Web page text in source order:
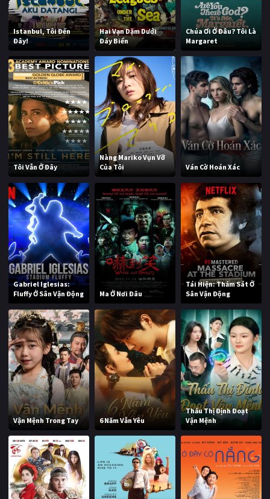
Istanbul, Tôi Đến
Đây!
Hai Vạn Dặm Dưới
Đáy Biển
Chúa Ơi Ở Đâu? Tôi Là
Margaret
Tôi Vẫn Ở Đây
Nàng Mariko Vụn Vỡ
Của Tôi
Ván Cờ Hoán Xác
Gabriel Iglesias:
Fluffy Ở Sân Vận Động
Ma Ở Nơi Đâu
Tái Hiện: Thảm Sát Ở
Sân Vận Động
Vận Mệnh Trong Tay 6 Năm Vẫn Yêu
Thấu Thị Định Đoạt
Vận Mệnh